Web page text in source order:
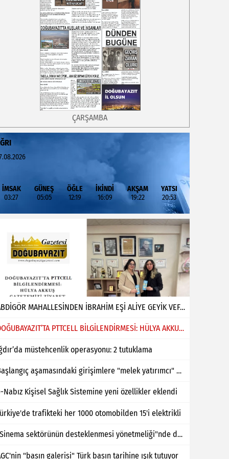
ÇARŞAMBA
İMSAK
03:27
GÜNEŞ
05:05
ÖĞLE
12:19
İKİNDİ
16:09
AKŞAM
19:22
YATSI
20:53
ABDİGÖR MAHALLESİNDEN İBRAHİM EŞİ ALİYE GEYİK VEFAT ETMİŞTİR
DOĞUBAYAZIT’TA PTTCELL BİLGİLENDİRMESİ: HÜLYA AKKUŞ GAZETEMİZİ ZİYARET ETTİ
müstehcenlik operasyonu: 2 tutuklama
Başlangıç aşamasındaki girişimlere "melek yatırımcı" desteği
Nabız Kişisel Sağlık Sistemine yeni özellikler eklendi
trafikteki her 1000 otomobilden 15'i elektrikli
"Sinema sektörünün desteklenmesi yönetmeliği"nde değişiklik yapıldı
"basın galerisi" Türk basın tarihine ışık tutuyor